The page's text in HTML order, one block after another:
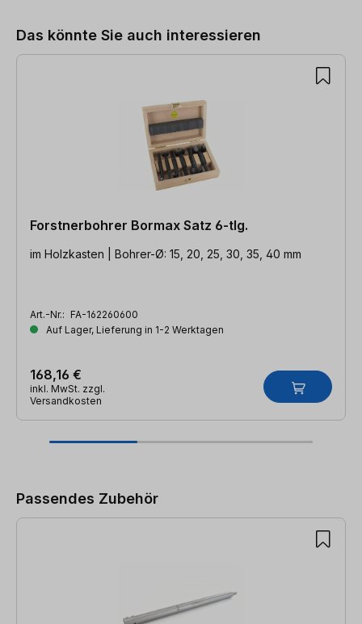
Das könnte Sie auch interessieren
Forstnerbohrer Bormax Satz 6-tlg.
im Holzkasten | Bohrer-Ø: 15, 20, 25, 30, 35, 40 mm
Art.-Nr.: FA-162260600
Auf Lager, Lieferung in 1-2 Werktagen
168,16 €
inkl. MwSt. zzgl.
Versandkosten
Passendes Zubehör